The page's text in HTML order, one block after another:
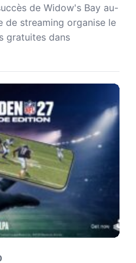
de Widow's Bay au-
de streaming organise le
gratuites dans